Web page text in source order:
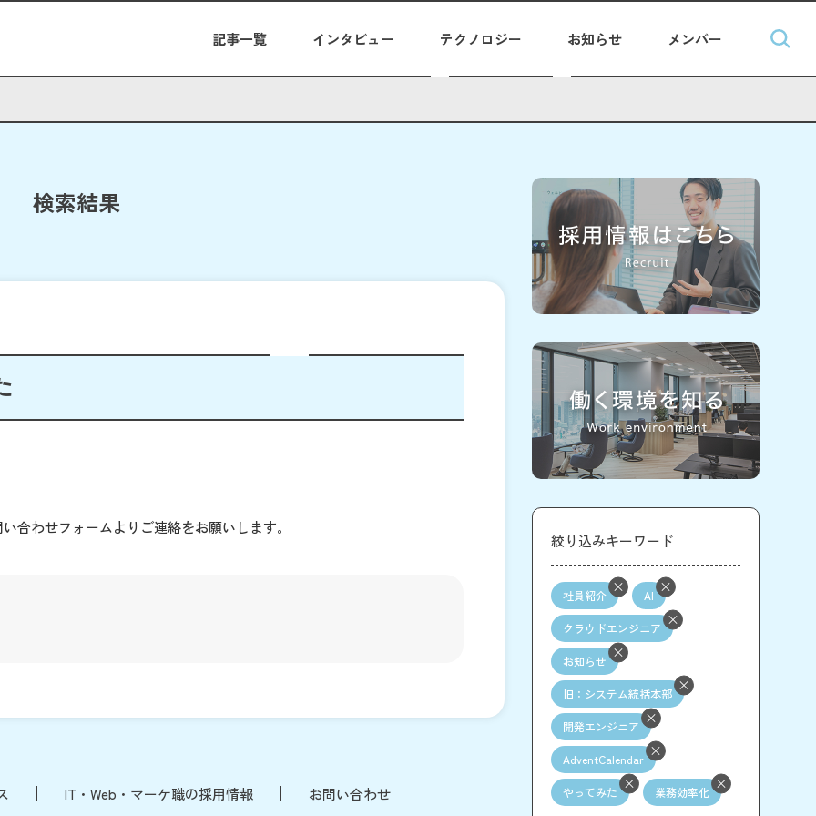
記事一覧 インタビュー テクノロジー お知らせ メンバー
検索結果
合わせフォームよりご連絡をお願いします。
IT・Web・マーケ職の採用情報 お問い合わせ
絞り込みキーワード
社員紹介 AI
クラウドエンジニア
お知らせ
旧：システム統括本部
開発エンジニア
AdventCalendar
やってみた 業務効率化